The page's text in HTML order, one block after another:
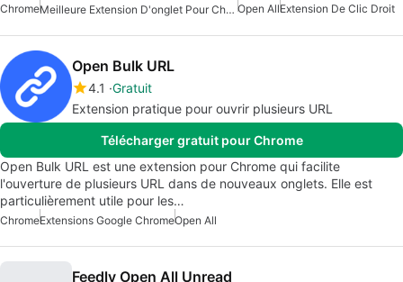
Chrome Meilleure Extension D'onglet Pour Chrome Open AllExtension De Clic Droit
Open Bulk URL
4.1 Gratuit
Extension pratique pour ouvrir plusieurs URL
Télécharger gratuit pour Chrome
Open Bulk URL est une extension pour Chrome qui facilite
l'ouverture de plusieurs URL dans de nouveaux onglets. Elle est
particulièrement utile pour les…
ChromeExtensions Google ChromeOpen All
Feedly Open All Unread